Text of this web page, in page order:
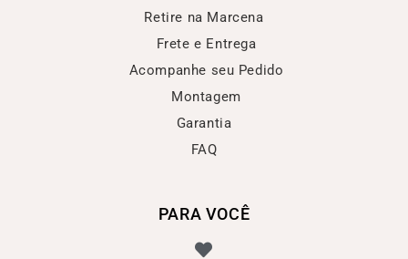
Retire na Marcena
Frete e Entrega
Acompanhe seu Pedido
Montagem
Garantia
FAQ
PARA VOCÊ